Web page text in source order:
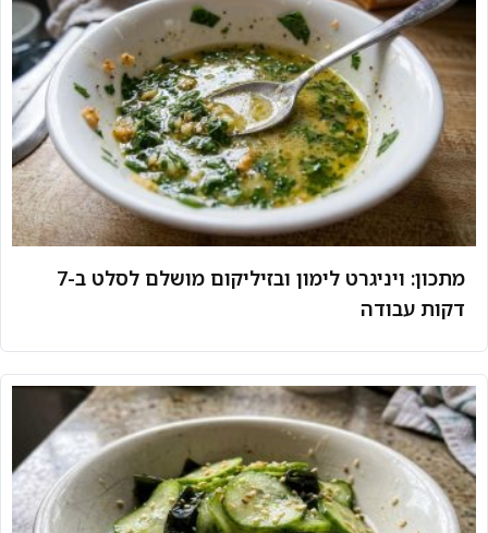
מתכון: ויניגרט לימון ובזיליקום מושלם לסלט ב-7
דקות עבודה